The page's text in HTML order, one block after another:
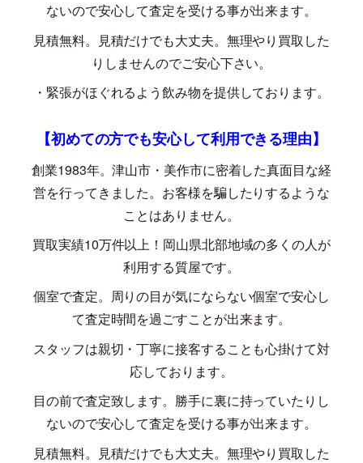
ないので安心して査定を受ける事が出来ます。
見積無料。見積だけでも大丈夫。無理やり買取した
りしませんのでご安心下さい。
・緊張がほぐれるよう飲み物を提供しております。
【初めての方でも安心して利用できる理由】
創業1983年。津山市・美作市に密着した真面目な経
営を行ってきました。お客様を騙したりするような
ことはありません。
買取実績10万件以上！岡山県北部地域の多くの人が
利用する質屋です。
個室で査定。周りの目が気にならない個室で安心し
て査定時間を過ごすことが出来ます。
スタッフは親切・丁寧に接客することも心掛けて対
応しております。
目の前で査定致します。勝手に裏に持っていたりし
ないので安心して査定を受ける事が出来ます。
見積無料。見積だけでも大丈夫。無理やり買取した